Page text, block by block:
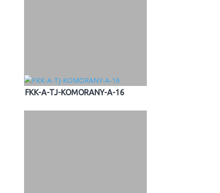
FKK-A-TJ-KOMORANY-A-16